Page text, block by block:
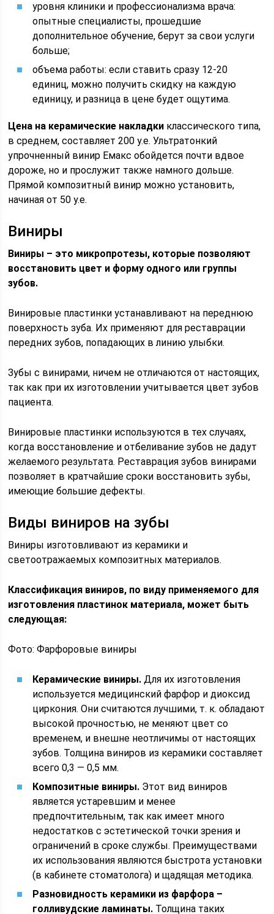
уровня клиники и профессионализма врача:
опытные специалисты, прошедшие
дополнительное обучение, берут за свои услуги
больше;
объема работы: если ставить сразу 12-20
единиц, можно получить скидку на каждую
единицу, и разница в цене будет ощутима.
Цена на керамические накладки классического типа,
в среднем, составляет 200 у.е. Ультратонкий
упрочненный винир Емакс обойдется почти вдвое
дороже, но и прослужит также намного дольше.
Прямой композитный винир можно установить,
начиная от 50 у.е.
Виниры
Виниры – это микропротезы, которые позволяют
восстановить цвет и форму одного или группы
зубов.
Винировые пластинки устанавливают на переднюю
поверхность зуба. Их применяют для реставрации
передних зубов, попадающих в линию улыбки.
Зубы с винирами, ничем не отличаются от настоящих,
так как при их изготовлении учитывается цвет зубов
пациента.
Винировые пластинки используются в тех случаях,
когда восстановление и отбеливание зубов не дадут
желаемого результата. Реставрация зубов винирами
позволяет в кратчайшие сроки восстановить зубы,
имеющие большие дефекты.
Виды виниров на зубы
Виниры изготовливают из керамики и
светоотражаемых композитных материалов.
Классификация виниров, по виду применяемого для
изготовления пластинок материала, может быть
следующая:
Фото: Фарфоровые виниры
Керамические виниры. Для их изготовления
используется медицинский фарфор и диоксид
циркония. Они считаются лучшими, т. к. обладают
высокой прочностью, не меняют цвет со
временем, и внешне неотличимы от настоящих
зубов. Толщина виниров из керамики составляет
всего 0,3 — 0,5 мм.
Композитные виниры. Этот вид виниров
является устаревшим и менее
предпочтительным, так как имеет много
недостатков с эстетической точки зрения и
ограничений в сроке службы. Преимуществами
их использования являются быстрота установки
(в кабинете стоматолога) и щадящая методика.
Разновидность керамики из фарфора –
голливудские ламинаты. Толщина таких